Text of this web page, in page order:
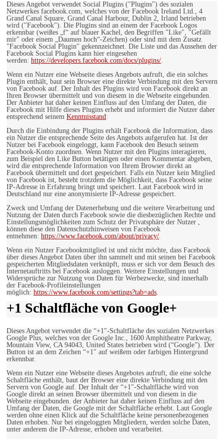
Dieses Angebot verwendet Social Plugins ("Plugins") des sozialen
Netzwerkes facebook.com, welches von der Facebook Ireland Ltd., 4
Grand Canal Square, Grand Canal Harbour, Dublin 2, Irland betrieben
wird ("Facebook"). Die Plugins sind an einem der Facebook Logos
erkennbar (weißes „f“ auf blauer Kachel, den Begriffen "Like", "Gefällt
mir" oder einem „Daumen hoch“-Zeichen) oder sind mit dem Zusatz
"Facebook Social Plugin" gekennzeichnet. Die Liste und das Aussehen der
Facebook Social Plugins kann hier eingesehen
werden: https://developers.facebook.com/docs/plugins/.
Wenn ein Nutzer eine Webseite dieses Angebots aufruft, die ein solches
Plugin enthält, baut sein Browser eine direkte Verbindung mit den Servern
von Facebook auf. Der Inhalt des Plugins wird von Facebook direkt an
Ihren Browser übermittelt und von diesem in die Webseite eingebunden.
Der Anbieter hat daher keinen Einfluss auf den Umfang der Daten, die
Facebook mit Hilfe dieses Plugins erhebt und informiert die Nutzer daher
entsprechend seinem Kenntnisstand:
Durch die Einbindung der Plugins erhält Facebook die Information, dass
ein Nutzer die entsprechende Seite des Angebots aufgerufen hat. Ist der
Nutzer bei Facebook eingeloggt, kann Facebook den Besuch seinem
Facebook-Konto zuordnen. Wenn Nutzer mit den Plugins interagieren,
zum Beispiel den Like Button betätigen oder einen Kommentar abgeben,
wird die entsprechende Information von Ihrem Browser direkt an
Facebook übermittelt und dort gespeichert. Falls ein Nutzer kein Mitglied
von Facebook ist, besteht trotzdem die Möglichkeit, dass Facebook seine
IP-Adresse in Erfahrung bringt und speichert. Laut Facebook wird in
Deutschland nur eine anonymisierte IP-Adresse gespeichert.
Zweck und Umfang der Datenerhebung und die weitere Verarbeitung und
Nutzung der Daten durch Facebook sowie die diesbezüglichen Rechte und
Einstellungsmöglichkeiten zum Schutz der Privatsphäre der Nutzer ,
können diese den Datenschutzhinweisen von Facebook
entnehmen: https://www.facebook.com/about/privacy/.
Wenn ein Nutzer Facebookmitglied ist und nicht möchte, dass Facebook
über dieses Angebot Daten über ihn sammelt und mit seinen bei Facebook
gespeicherten Mitgliedsdaten verknüpft, muss er sich vor dem Besuch des
Internetauftritts bei Facebook ausloggen. Weitere Einstellungen und
Widersprüche zur Nutzung von Daten für Werbezwecke, sind innerhalb
der Facebook-Profileinstellungen
möglich: https://www.facebook.com/settings?tab=ads.
+1 Schaltfläche von Google+
Dieses Angebot verwendet die “+1″-Schaltfläche des sozialen Netzwerkes
Google Plus, welches von der Google Inc., 1600 Amphitheatre Parkway,
Mountain View, CA 94043, United States betrieben wird (“Google”). Der
Button ist an dem Zeichen “+1″ auf weißem oder farbigen Hintergrund
erkennbar.
Wenn ein Nutzer eine Webseite dieses Angebotes aufruft, die eine solche
Schaltfläche enthält, baut der Browser eine direkte Verbindung mit den
Servern von Google auf. Der Inhalt der “+1″-Schaltfläche wird von
Google direkt an seinen Browser übermittelt und von diesem in die
Webseite eingebunden. der Anbieter hat daher keinen Einfluss auf den
Umfang der Daten, die Google mit der Schaltfläche erhebt. Laut Google
werden ohne einen Klick auf die Schaltfläche keine personenbezogenen
Daten erhoben. Nur bei eingeloggten Mitgliedern, werden solche Daten,
unter anderem die IP-Adresse, erhoben und verarbeitet.